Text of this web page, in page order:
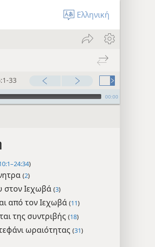
Ελληνική
33
00:00
)
(2)
στον Ιεχωβά (3)
από τον Ιεχωβά (11)
της συντριβής (18)
ωραιότητας (31)